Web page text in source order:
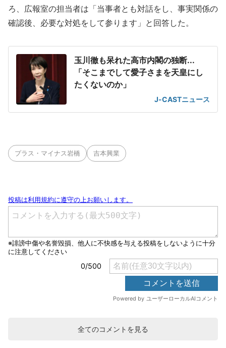
ろ、広報室の担当者は「当事者とも対話をし、事実関係の
確認後、必要な対処をして参ります」と回答した。
玉川徹も呆れた高市内閣の独断...
「そこまでして愛子さまを天皇にし
たくないのか」
J-CASTニュース
プラス・マイナス岩橋 吉本興業
全てのコメントを見る